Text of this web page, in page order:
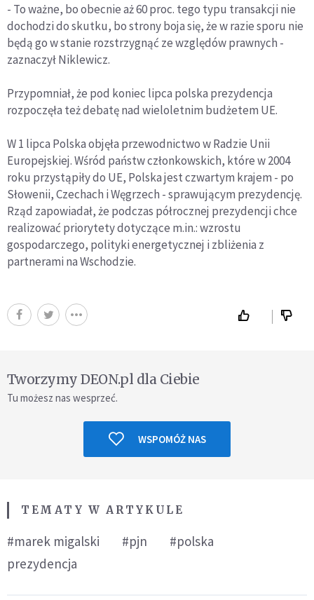
- To ważne, bo obecnie aż 60 proc. tego typu transakcji nie
dochodzi do skutku, bo strony boja się, że w razie sporu nie
będą go w stanie rozstrzygnąć ze względów prawnych -
zaznaczył Niklewicz.
Przypomniał, że pod koniec lipca polska prezydencja
rozpoczęła też debatę nad wieloletnim budżetem UE.
W 1 lipca Polska objęła przewodnictwo w Radzie Unii
Europejskiej. Wśród państw członkowskich, które w 2004
roku przystąpiły do UE, Polska jest czwartym krajem - po
Słowenii, Czechach i Węgrzech - sprawującym prezydencję.
Rząd zapowiadał, że podczas półrocznej prezydencji chce
realizować priorytety dotyczące m.in.: wzrostu
gospodarczego, polityki energetycznej i zbliżenia z
partnerami na Wschodzie.
Tworzymy DEON.pl dla Ciebie
Tu możesz nas wesprzeć.
WSPOMÓŻ NAS
TEMATY W ARTYKULE
#marek migalski #pjn
#polska
prezydencja